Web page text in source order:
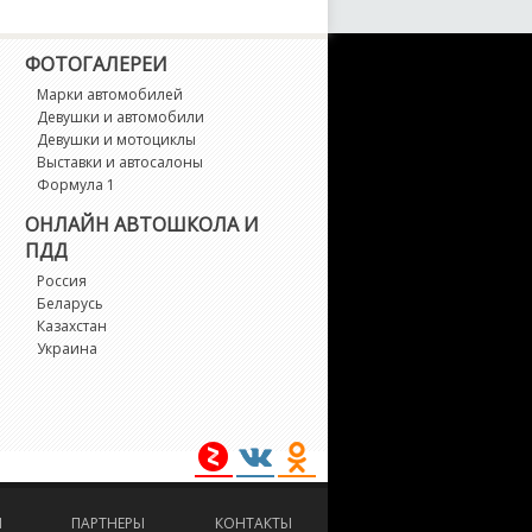
M
ФОТОГАЛЕРЕИ
Марки автомобилей
Девушки и автомобили
Девушки и мотоциклы
Выставки и автосалоны
Формула 1
ОНЛАЙН АВТОШКОЛА И
ПДД
Россия
Беларусь
Казахстан
Украина
ПАРТНЕРЫ КОНТАКТЫ